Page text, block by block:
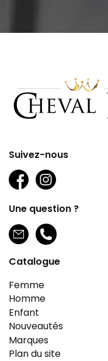
Suivez-nous
Une question ?
Catalogue
Femme
Homme
Enfant
Nouveautés
Marques
Plan du site